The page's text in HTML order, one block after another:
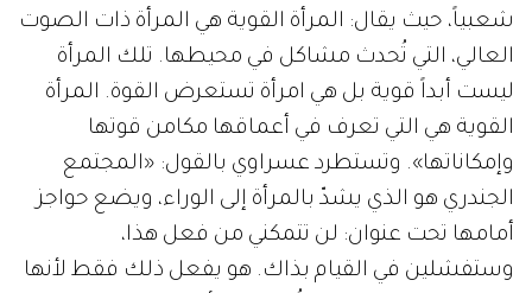
شعبياً، حيث يقال: المرأة القوية هي المرأة ذات الصوت
العالي، التي تُحدث مشاكل في محيطها. تلك المرأة
ليست أبداً قوية بل هي امرأة تستعرض القوة. المرأة
القوية هي التي تعرف في أعماقها مكامن قوتها
وإمكاناتها». وتستطرد عسراوي بالقول: «المجتمع
الجندري هو الذي يشدّ بالمرأة إلى الوراء، ويضع حواجز
أمامها تحت عنوان: لن تتمكني من فعل هذا،
وستفشلين في القيام بذاك. هو يفعل ذلك فقط لأنها